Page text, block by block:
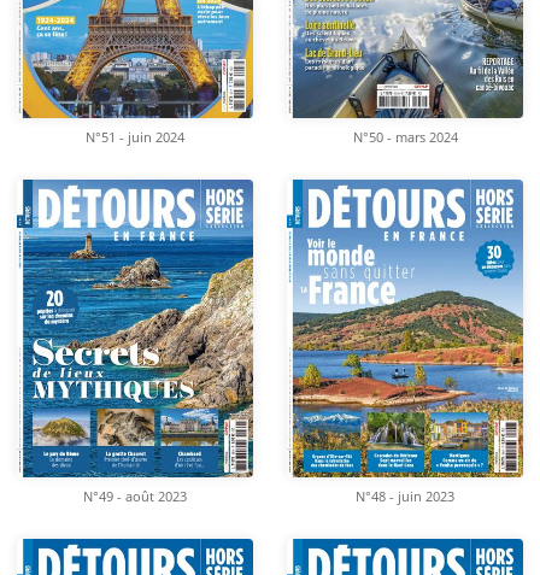
N°51 - juin 2024 N°50 - mars 2024
N°49 - août 2023 N°48 - juin 2023